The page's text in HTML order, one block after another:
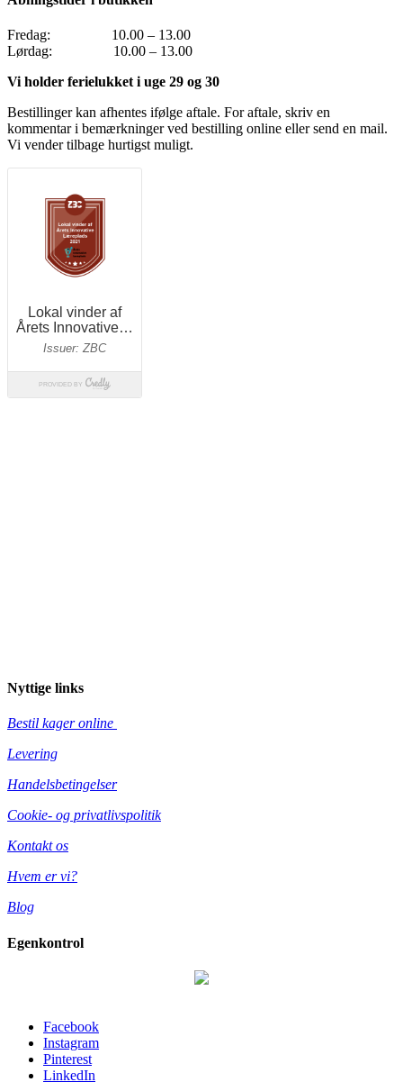
Fredag: 10.00 – 13.00
Lørdag: 10.00 – 13.00
Vi holder ferielukket i uge 29 og 30
Bestillinger kan afhentes ifølge aftale. For aftale, skriv en
kommentar i bemærkninger ved bestilling online eller send en mail.
Vi vender tilbage hurtigst muligt.
Nyttige links
Bestil kager online
Levering
Handelsbetingelser
Cookie- og privatlivspolitik
Kontakt os
Hvem er vi?
Blog
Egenkontrol
Facebook
Instagram
Pinterest
LinkedIn